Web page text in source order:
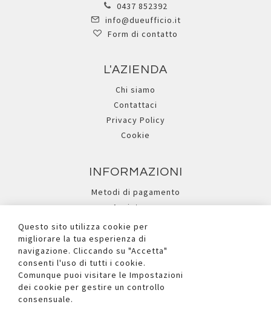
0437 852392
info@dueufficio.it
Form di contatto
L'AZIENDA
Chi siamo
Contattaci
Privacy Policy
Cookie
INFORMAZIONI
Metodi di pagamento
Assistenza
Ricerca avanzata
I NOSTRI SOCIAL
Questo sito utilizza cookie per
migliorare la tua esperienza di
navigazione. Cliccando su "Accetta"
consenti l'uso di tutti i cookie.
Comunque puoi visitare le Impostazioni
dei cookie per gestire un controllo
consensuale.